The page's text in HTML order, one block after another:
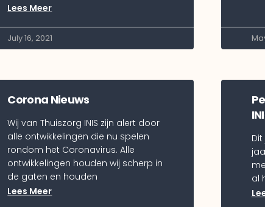
Lees Meer
July 16, 2021
Corona Nieuws
Wij van Thuiszorg INIS zijn alert door
alle ontwikkelingen die nu spelen
rondom het Coronavirus. Alle
ontwikkelingen houden wij scherp in
de gaten en houden
Lees Meer
al